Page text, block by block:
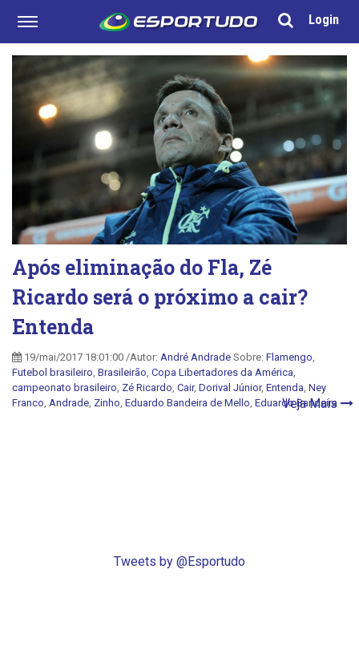
Login
Após eliminação do Fla, Zé
Ricardo será o próximo a cair?
Entenda
19/mai/2017 18:01:00 /Autor: André Andrade Sobre: Flamengo
Futebol brasileiro Brasileirão Copa Libertadores da América
campeonato brasileiro Zé Ricardo Cair, Dorival Júnior, Entenda Ney
Franco Andrade Zinho Eduardo Bandeira de Mello Eduardo Bandeira
Veja Mais
Tweets by @Esportudo